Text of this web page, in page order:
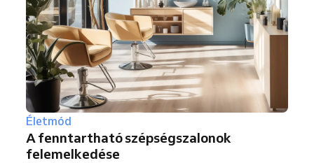
Életmód
A fenntartható szépségszalonok
felemelkedése